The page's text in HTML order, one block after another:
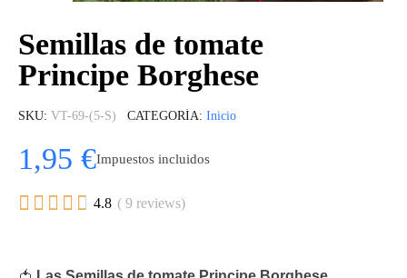
Semillas de tomate
Principe Borghese
SKU VT-69-(5-S) CATEGORÍA Inicio
1,95 €Impuestos incluidos
     4.8 ( 9 reviews)